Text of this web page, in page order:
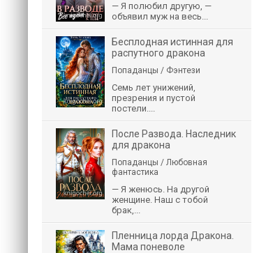
— Я полюбил другую, —
объявил муж на весь...
Бесплодная истинная для
распутного дракона
Попаданцы / Фэнтези
Семь лет унижений,
презрения и пустой
постели....
После Развода. Наследник
для дракона
Попаданцы / Любовная
фантастика
— Я женюсь. На другой
женщине. Наш с тобой
брак,...
Пленница лорда Дракона.
Мама поневоле